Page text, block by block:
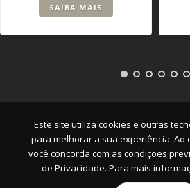
Este site utiliza cookies e outras
para melhorar a sua experiência. Ao
você concorda com as condições
de Privacidade. Para mais
SAIBA MAIS
Empresa|Serviços|